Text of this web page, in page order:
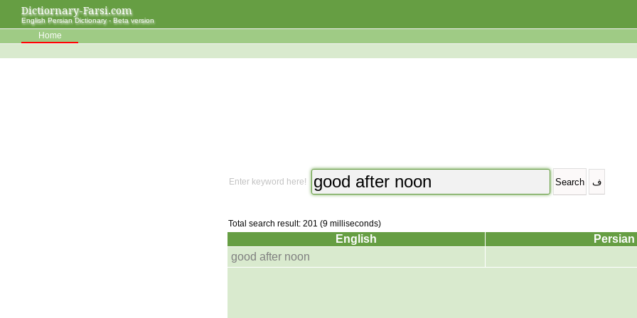
Dictiornary-Farsi.com
English Persian Dictionary - Beta version
Home
Enter keyword here!
Total search result: 201 (9 milliseconds)
English
Persian
good after noon